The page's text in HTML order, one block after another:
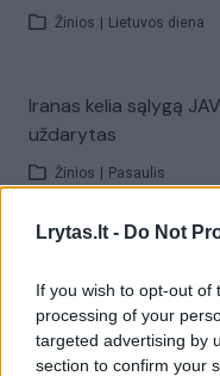
Lrytas.lt - Do Not
If you wish to opt-out of
processing of your
targeted advertising by
section to confirm your
Žinios Lietuvos diena
Iranas kelia sąlygą
uždarytas
Žinios Pasaulis
šienpjoviai
Žinios | Lietuvos diena